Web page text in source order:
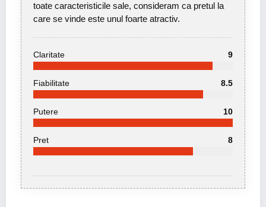
toate caracteristicile sale, consideram ca pretul la
care se vinde este unul foarte atractiv.
Claritate 9
Fiabilitate 8.5
Putere 10
Pret 8